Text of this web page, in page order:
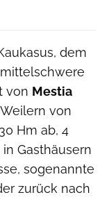
dem
von Mestia
von
Hm ab, 4
Gasthäusern
sogenannte
zurück nach